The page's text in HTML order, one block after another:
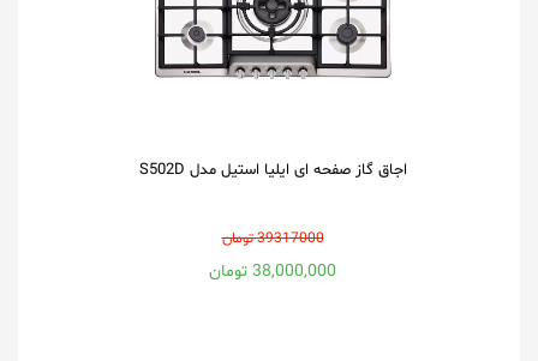
اجاق گاز صفحه ای ایلیا استیل مدل S502D
39317000 تومان
38,000,000 تومان